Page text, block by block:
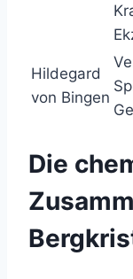
Hildegard
von Bingen
Die